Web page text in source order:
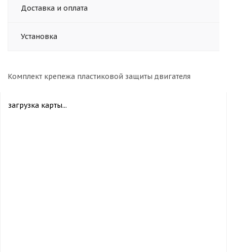
Доставка и оплата
Установка
Комплект крепежа пластиковой защиты двигателя
загрузка карты...